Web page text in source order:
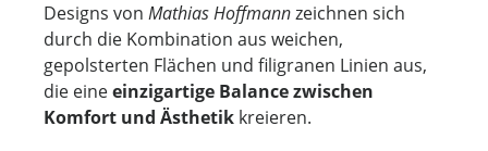
Designs von Mathias Hoffmannzeichnen sich
durch die Kombination aus weichen,
gepolsterten Flächen und filigranen Linien aus,
die eineeinzigartige Balance zwischen
Komfort und Ästhetik kreieren.